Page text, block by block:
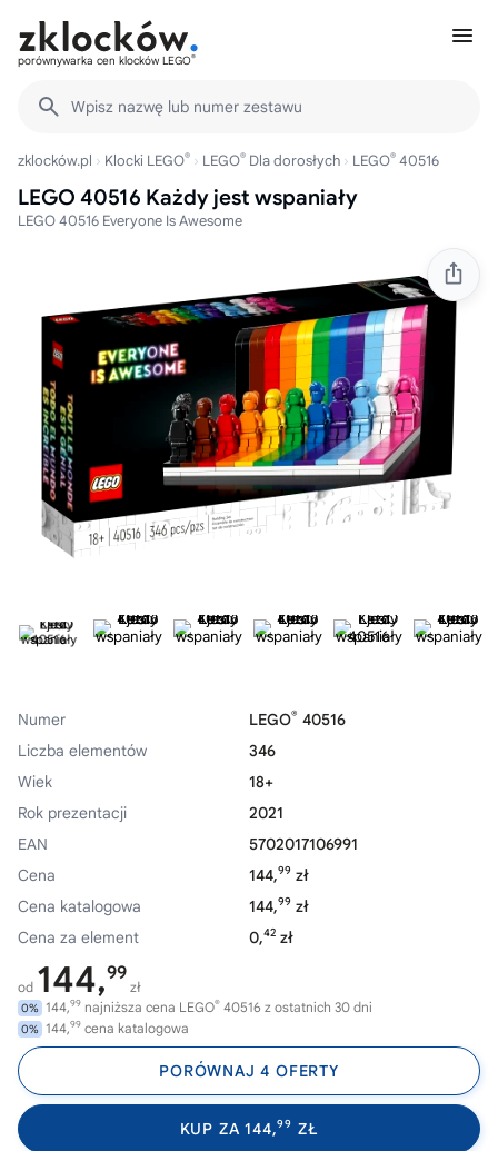
porównywarka cen klocków LEGO®
Wpisz nazwę lub numer zestawu
zklocków.pl Klocki LEGO® LEGO® Dla dorosłych LEGO® 40516
LEGO 40516 Każdy jest wspaniały
LEGO 40516 Everyone Is Awesome
Numer LEGO® 40516
Liczba elementów
346
Wiek
18+
Rok prezentacji
2021
EAN
5702017106991
Cena
144,99 zł
Cena katalogowa
144,99 zł
Cena za element
0,42 zł
od 144,99
zł
0% 144,99 najniższa cena LEGO® 40516 z ostatnich 30 dni
0% 144,99 cena katalogowa
PORÓWNAJ 4 OFERTY
KUP ZA 144,99 ZŁ